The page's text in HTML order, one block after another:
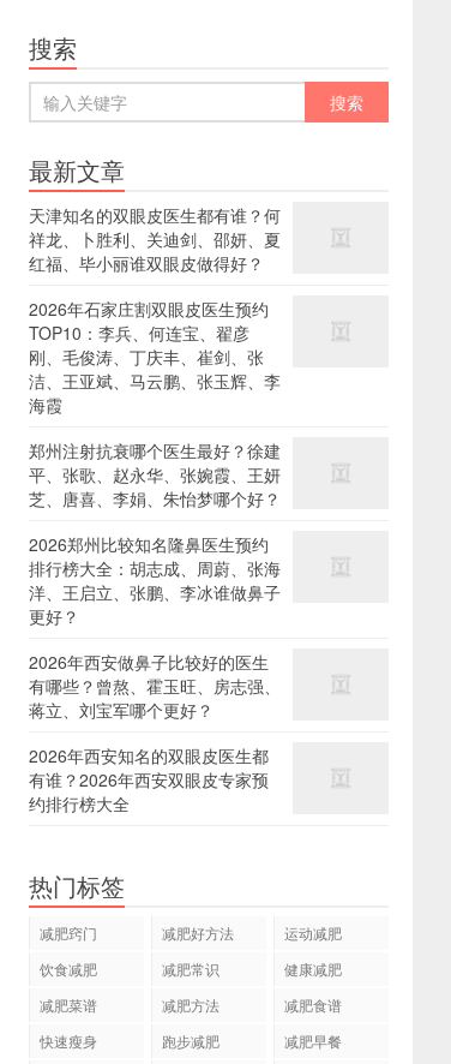
搜索
最新文章
天津知名的双眼皮医生都有谁？何
祥龙、卜胜利、关迪剑、邵妍、夏
红福、毕小丽谁双眼皮做得好？
2026年石家庄割双眼皮医生预约
TOP10：李兵、何连宝、翟彦
刚、毛俊涛、丁庆丰、崔剑、张
洁、王亚斌、马云鹏、张玉辉、李
海霞
郑州注射抗衰哪个医生最好？徐建
平、张歌、赵永华、张婉霞、王妍
芝、唐喜、李娟、朱怡梦哪个好？
2026郑州比较知名隆鼻医生预约
排行榜大全：胡志成、周蔚、张海
洋、王启立、张鹏、李冰谁做鼻子
更好？
2026年西安做鼻子比较好的医生
有哪些？曾熬、霍玉旺、房志强、
蒋立、刘宝军哪个更好？
2026年西安知名的双眼皮医生都
有谁？2026年西安双眼皮专家预
约排行榜大全
热门标签
减肥窍门 减肥好方法
运动减肥
饮食减肥
减肥常识
健康减肥
减肥菜谱
减肥方法
减肥食谱
快速瘦身
跑步减肥
减肥早餐